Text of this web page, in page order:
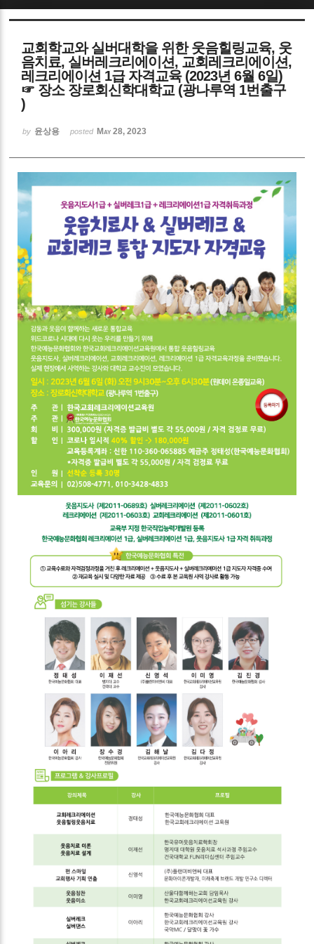
교회학교와 실버대학을 위한 웃음힐링교육, 웃
음치료, 실버레크리에이션, 교회레크리에이션,
레크리에이션 1급 자격교육 (2023년 6월 6일)
☞ 장소 장로회신학대학교 (광나루역 1번출구
)
by 윤상용 posted May 28, 2023
Sketchbook5, 스케치북5
Sketchbook5, 스케치북5